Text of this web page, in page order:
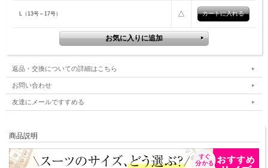
L（13号～17号） △
返品・交換についての詳細はこちら
お問い合わせ
友達にメールですすめる
商品説明